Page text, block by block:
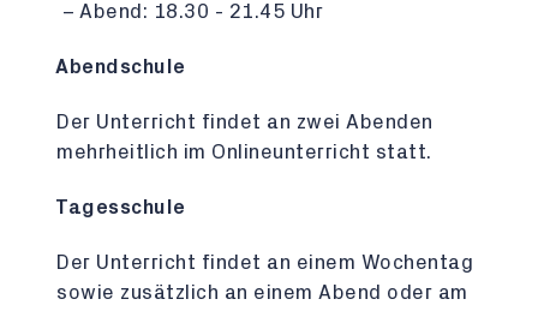
Abend: 18.30 - 21.45 Uhr
Abendschule
Der Unterricht findet an zwei Abenden
mehrheitlich im Onlineunterricht statt.
Tagesschule
Der Unterricht findet an einem Wochentag
sowie zusätzlich an einem Abend oder am